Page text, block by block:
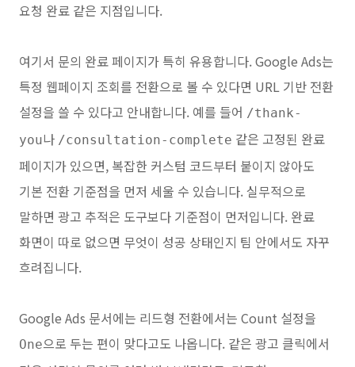
요청 완료 같은 지점입니다.
여기서 문의 완료 페이지가 특히 유용합니다. Google Ads는
특정 웹페이지 조회를 전환으로 볼 수 있다면 URL 기반 전환
설정을 쓸 수 있다고 안내합니다. 예를 들어 /thank-
you나 /consultation-complete 같은 고정된 완료
페이지가 있으면, 복잡한 커스텀 코드부터 붙이지 않아도
기본 전환 기준점을 먼저 세울 수 있습니다. 실무적으로
말하면 광고 추적은 도구보다 기준점이 먼저입니다. 완료
화면이 따로 없으면 무엇이 성공 상태인지 팀 안에서도 자꾸
흐려집니다.
Google Ads 문서에는 리드형 전환에서는 Count 설정을
One으로 두는 편이 맞다고도 나옵니다. 같은 광고 클릭에서